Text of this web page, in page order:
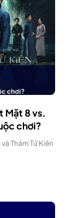
Mặt 8 vs.
chơi?
Thám Tử Kiên